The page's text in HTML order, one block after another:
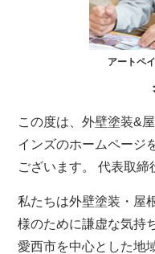
アートペ
この度は、外壁塗装&
インズのホームページ
ございます。 代表取締
私たちは外壁塗装・屋
様のために謙虚な気持
愛西市を中心とした地